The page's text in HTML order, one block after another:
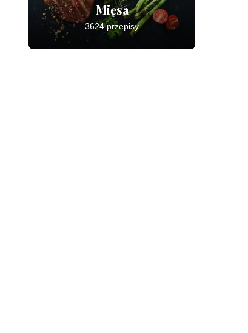
Mięsa
3624 przepisy